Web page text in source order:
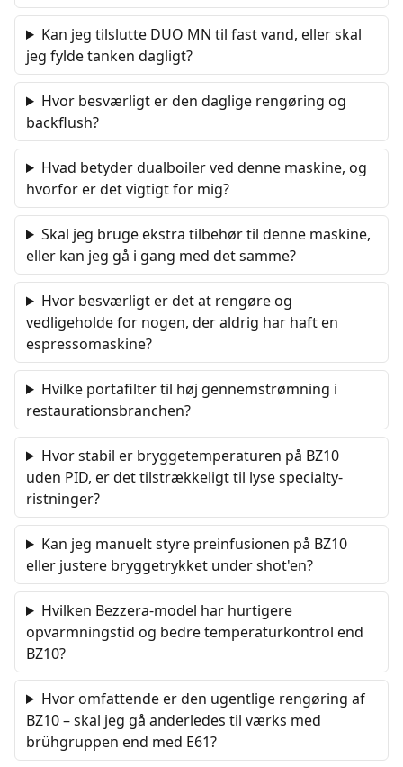
Kan jeg tilslutte DUO MN til fast vand, eller skal
jeg fylde tanken dagligt?
Hvor besværligt er den daglige rengøring og
backflush?
Hvad betyder dualboiler ved denne maskine, og
hvorfor er det vigtigt for mig?
Skal jeg bruge ekstra tilbehør til denne maskine,
eller kan jeg gå i gang med det samme?
Hvor besværligt er det at rengøre og
vedligeholde for nogen, der aldrig har haft en
espressomaskine?
Hvilke portafilter til høj gennemstrømning i
restaurationsbranchen?
Hvor stabil er bryggetemperaturen på BZ10
uden PID, er det tilstrækkeligt til lyse specialty-
ristninger?
Kan jeg manuelt styre preinfusionen på BZ10
eller justere bryggetrykket under shot'en?
Hvilken Bezzera-model har hurtigere
opvarmningstid og bedre temperaturkontrol end
BZ10?
Hvor omfattende er den ugentlige rengøring af
BZ10 – skal jeg gå anderledes til værks med
brühgruppen end med E61?